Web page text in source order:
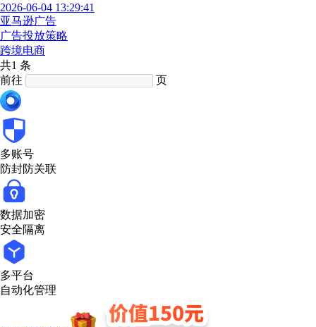
2026-06-04 13:29:41
亚马逊广告
广告投放策略
跨境电商
共1 条
前往
页
多账号
防封防关联
数据加密
安全隔离
多平台
自动化管理